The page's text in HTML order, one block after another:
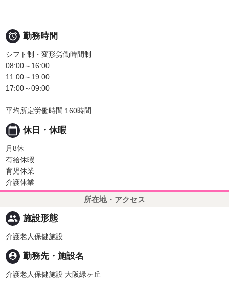
 勤務時間
シフト制・変形労働時間制
08:00～16:00
11:00～19:00
17:00～09:00
平均所定労働時間 160時間
calendar_today 休日・休暇
月8休
有給休暇
育児休業
介護休業
所在地・アクセス
people 施設形態
介護老人保健施設
person_pin 勤務先・施設名
介護老人保健施設 大阪緑ヶ丘